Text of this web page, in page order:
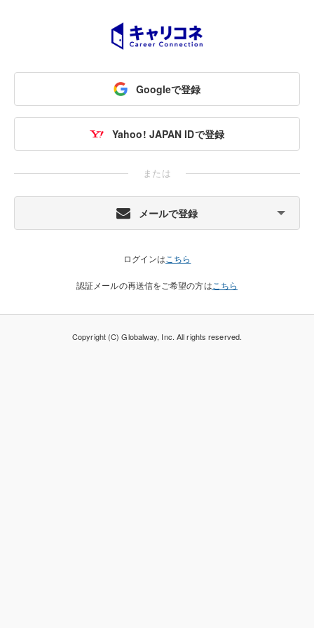
Googleで登録
Yahoo! JAPAN IDで登録
または
メールで登録
ログインは こちら
認証メールの再送信をご希望の方は こちら
Copyright (C) Globalway, Inc. All rights reserved.